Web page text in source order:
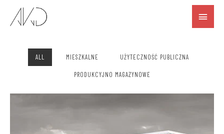
ALL MIESZKALNE UŻYTECZNOŚĆ PUBLICZNA
PRODUKCYJNO MAGAZYNOWE